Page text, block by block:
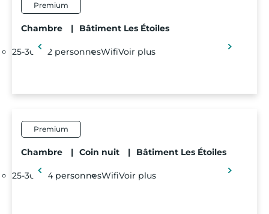
Premium
Chambre | Bâtiment Les Étoiles
25-30m² 2 personnesWifiVoir plus
Premium
Chambre | Coin nuit | Bâtiment Les Étoiles
25-30m² 4 personnesWifiVoir plus